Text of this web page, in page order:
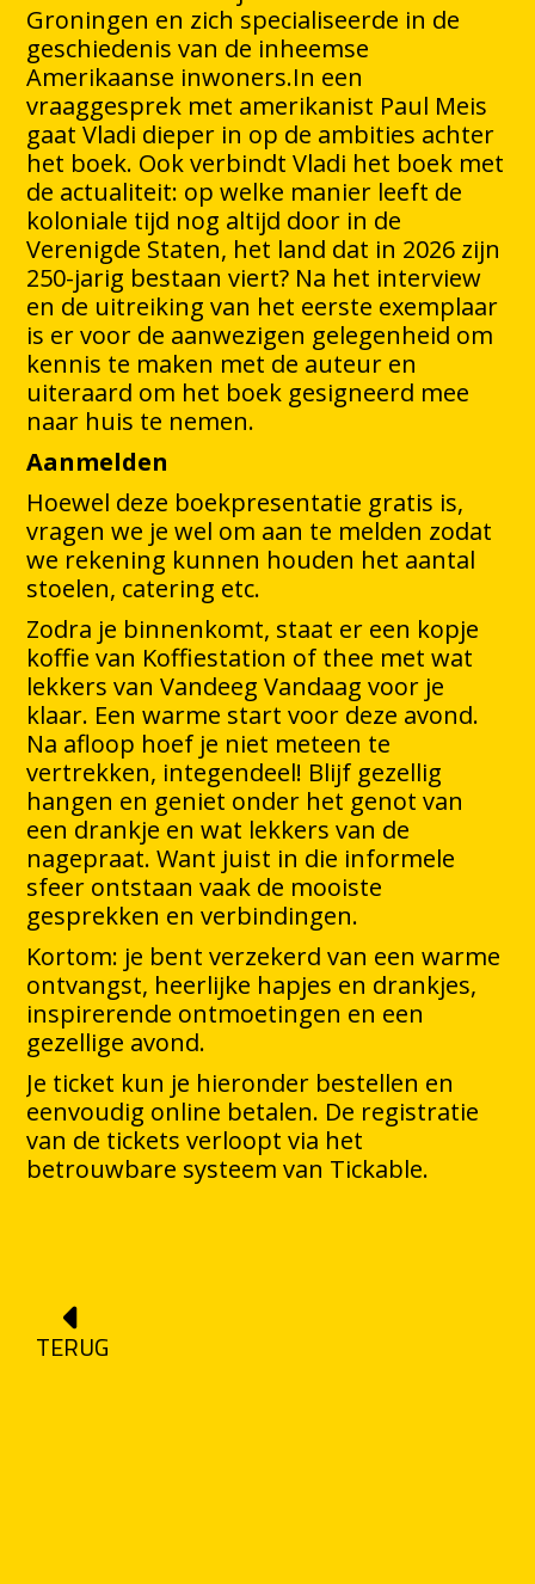
Groningen en zich specialiseerde in de
geschiedenis van de inheemse
Amerikaanse inwoners.In een
vraaggesprek met amerikanist Paul Meis
gaat Vladi dieper in op de ambities achter
het boek. Ook verbindt Vladi het boek met
de actualiteit: op welke manier leeft de
koloniale tijd nog altijd door in de
Verenigde Staten, het land dat in 2026 zijn
250-jarig bestaan viert? Na het interview
en de uitreiking van het eerste exemplaar
is er voor de aanwezigen gelegenheid om
kennis te maken met de auteur en
uiteraard om het boek gesigneerd mee
naar huis te nemen.
Aanmelden
Hoewel deze boekpresentatie gratis is,
vragen we je wel om aan te melden zodat
we rekening kunnen houden het aantal
stoelen, catering etc.
Zodra je binnenkomt, staat er een kopje
koffie van Koffiestation of thee met wat
lekkers van Vandeeg Vandaag voor je
klaar. Een warme start voor deze avond.
Na afloop hoef je niet meteen te
vertrekken, integendeel! Blijf gezellig
hangen en geniet onder het genot van
een drankje en wat lekkers van de
nagepraat. Want juist in die informele
sfeer ontstaan vaak de mooiste
gesprekken en verbindingen.
Kortom: je bent verzekerd van een warme
ontvangst, heerlijke hapjes en drankjes,
inspirerende ontmoetingen en een
gezellige avond.
Je ticket kun je hieronder bestellen en
eenvoudig online betalen. De registratie
van de tickets verloopt via het
betrouwbare systeem van Tickable.
TERUG